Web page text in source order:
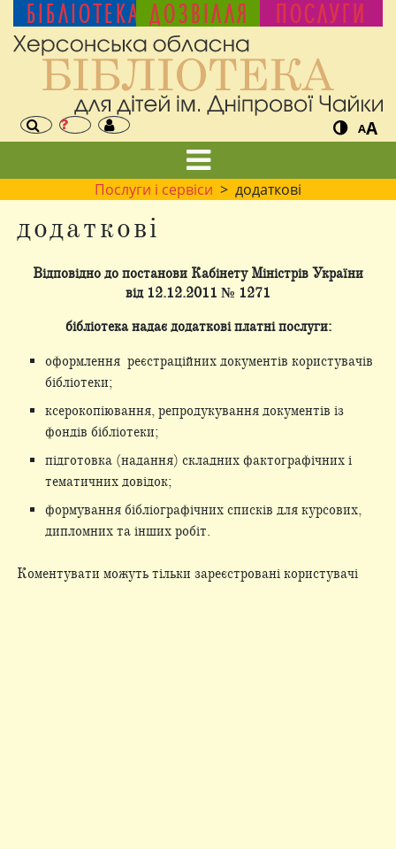
БІБЛІОТЕКА ДОЗВІЛЛЯ ПОСЛУГИ
AA
Послуги і сервіси > додаткові
додаткові
Відповідно до постанови Кабінету Міністрів України
від 12.12.2011 № 1271
бібліотека надає додаткові платні послуги:
оформлення реєстраційних документів користувачів
бібліотеки;
ксерокопіювання, репродукування документів із
фондів бібліотеки;
підготовка (надання) складних фактографічних і
тематичних довідок;
формування бібліографічних списків для курсових,
дипломних та інших робіт.
Коментувати можуть тільки зареєстровані користувачі